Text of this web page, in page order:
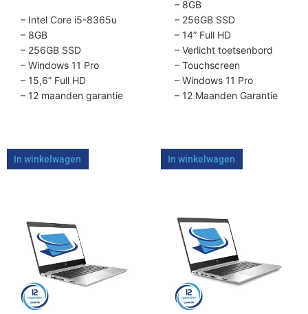
– Intel Core i5-8365u
– 8GB
– 256GB SSD
– Windows 11 Pro
– 15,6” Full HD
– 12 maanden garantie
In winkelwagen
– 8GB
– 256GB SSD
– 14” Full HD
– Verlicht toetsenbord
– Touchscreen
– Windows 11 Pro
– 12 Maanden Garantie
In winkelwagen
heeft
meerdere
variaties.
optie
product
heeft
meerdere
variaties.
optie